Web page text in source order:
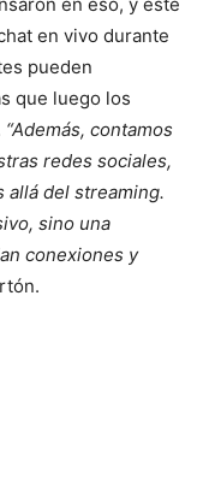
en vivo durante
pueden
que luego los
“Además, contamos
redes sociales,
allá del streaming.
sino una
conexiones y